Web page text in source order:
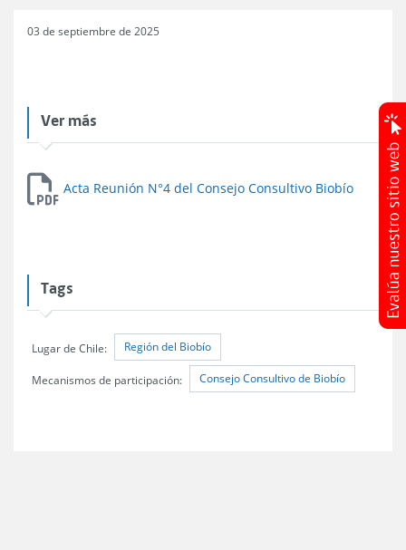
03 de septiembre de 2025
Ver más
Acta Reunión N°4 del Consejo Consultivo Biobío
Tags
Lugar de Chile: Región del Biobío
Mecanismos de participación: Consejo Consultivo de Biobío